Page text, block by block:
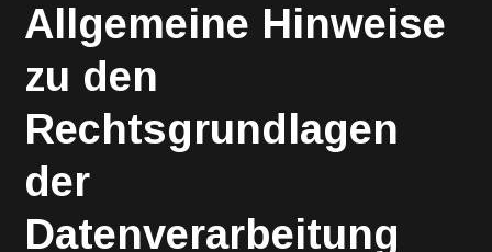
Allgemeine Hinweise
zu den
Rechtsgrundlagen
der
Datenverarbeitung